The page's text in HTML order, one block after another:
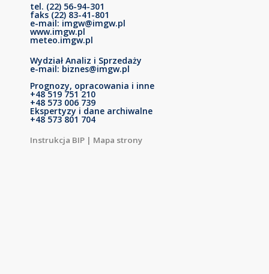
tel. (22) 56-94-301
faks (22) 83-41-801
e-mail: imgw@imgw.pl
www.imgw.pl
meteo.imgw.pl
Wydział Analiz i Sprzedaży
e-mail: biznes@imgw.pl
Prognozy, opracowania i inne
+48 519 751 210
+48 573 006 739
Ekspertyzy i dane archiwalne
+48 573 801 704
Instrukcja BIP | Mapa strony